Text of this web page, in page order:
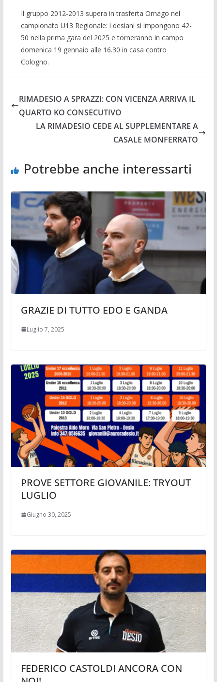
Il gruppo 2012-2013 supera in trasferta Ornago nel
campionato U13 Regionale: i desiani si impongono 42-
50 nella prima gara del 2025 e torneranno in campo
domenica 19 gennaio alle 16.30 in casa contro
Cologno.
RIMADESIO A SPRAZZI: CON VICENZA ARRIVA IL
QUARTO KO CONSECUTIVO
LA RIMADESIO CEDE AL SUPPLEMENTARE A
CASALE MONFERRATO
Potrebbe anche interessarti
GRAZIE DI TUTTO EDO E GANDA
Luglio 7, 2025
PROVE SETTORE GIOVANILE: TRYOUT
LUGLIO
Giugno 30, 2025
FEDERICO CASTOLDI ANCORA CON